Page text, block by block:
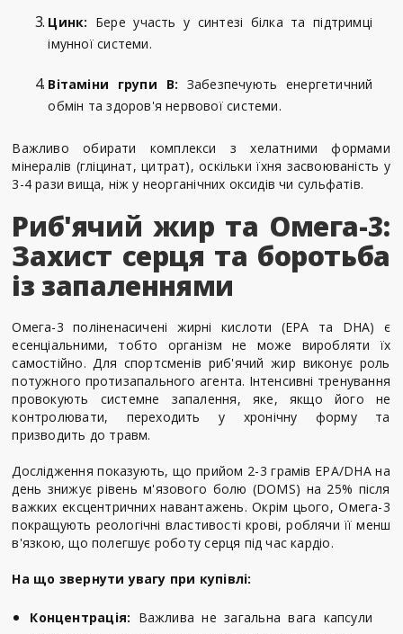
Цинк: Бере участь у синтезі білка та підтримці
імунної системи.
Вітаміни групи B: Забезпечують енергетичний
обмін та здоров'я нервової системи.
Важливо обирати комплекси з хелатними формами
мінералів (гліцинат, цитрат), оскільки їхня засвоюваність у
3-4 рази вища, ніж у неорганічних оксидів чи сульфатів.
Риб'ячий жир та Омега-3:
Захист серця та боротьба
із запаленнями
Омега-3 поліненасичені жирні кислоти (EPA та DHA) є
есенціальними, тобто організм не може виробляти їх
самостійно. Для спортсменів риб'ячий жир виконує роль
потужного протизапального агента. Інтенсивні тренування
провокують системне запалення, яке, якщо його не
контролювати, переходить у хронічну форму та
призводить до травм.
Дослідження показують, що прийом 2-3 грамів EPA/DHA на
день знижує рівень м'язового болю (DOMS) на 25% після
важких ексцентричних навантажень. Окрім цього, Омега-3
покращують реологічні властивості крові, роблячи її менш
в'язкою, що полегшує роботу серця під час кардіо.
На що звернути увагу при купівлі:
Концентрація: Важлива не загальна вага капсули